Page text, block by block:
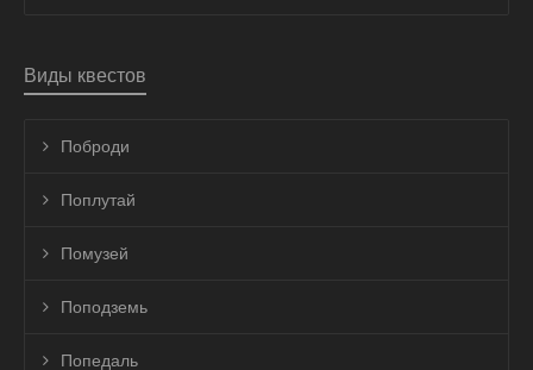
Виды квестов
Поброди
Поплутай
Помузей
Поподземь
Попедаль